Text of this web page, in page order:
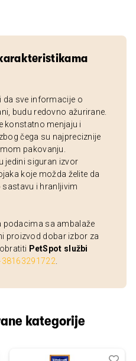
da sve informacije o
budu redovno ažurirane.
konstatno menjaju i
čega su najpreciznije
pakovanju.
jedini siguran izvor
koje možda želite da
sastavu i hranljivim
podacima sa ambalaže
proizvod dobar izbor za
PetSpot službi
kategorije